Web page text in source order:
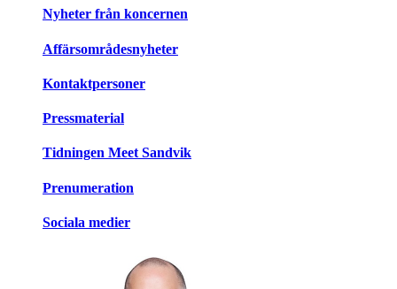
Nyheter från koncernen
Affärsområdesnyheter
Kontaktpersoner
Pressmaterial
Tidningen Meet Sandvik
Prenumeration
Sociala medier